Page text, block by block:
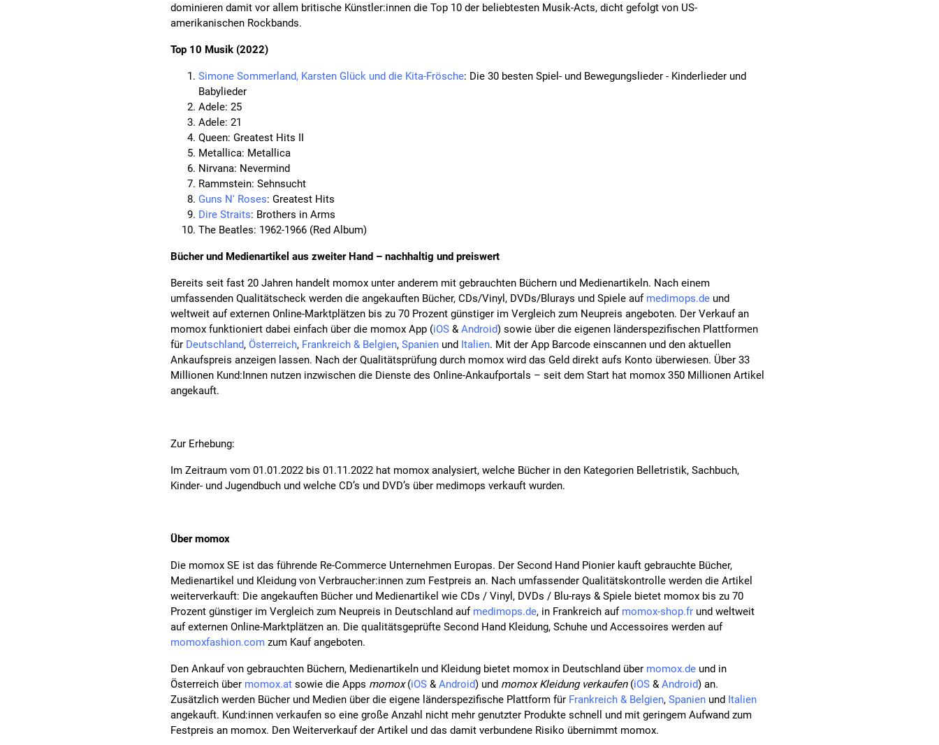
dominieren damit vor allem britische Künstler:innen die Top 10 der beliebtesten Musik-Acts, dicht gefolgt von US-
amerikanischen Rockbands.
Top 10 Musik (2022)
Simone Sommerland, Karsten Glück und die Kita-Frösche: Die 30 besten Spiel- und Bewegungslieder - Kinderlieder und
Babylieder
Adele: 25
Adele: 21
Queen: Greatest Hits II
Metallica: Metallica
Nirvana: Nevermind
Rammstein: Sehnsucht
Guns N' Roses: Greatest Hits
Dire Straits: Brothers in Arms
The Beatles: 1962-1966 (Red Album)
Bücher und Medienartikel aus zweiter Hand – nachhaltig und preiswert
Bereits seit fast 20 Jahren handelt momox unter anderem mit gebrauchten Büchern und Medienartikeln. Nach einem
umfassenden Qualitätscheck werden die angekauften Bücher, CDs/Vinyl, DVDs/Blurays und Spiele auf medimops.de und
weltweit auf externen Online-Marktplätzen bis zu 70 Prozent günstiger im Vergleich zum Neupreis angeboten. Der Verkauf an
momox funktioniert dabei einfach über die momox App (iOS & Android) sowie über die eigenen länderspezifischen Plattformen
für Deutschland, Österreich, Frankreich & Belgien, Spanien und Italien. Mit der App Barcode einscannen und den aktuellen
Ankaufspreis anzeigen lassen. Nach der Qualitätsprüfung durch momox wird das Geld direkt aufs Konto überwiesen. Über 33
Millionen Kund:Innen nutzen inzwischen die Dienste des Online-Ankaufportals – seit dem Start hat momox 350 Millionen Artikel
angekauft.
Zur Erhebung:
Im Zeitraum vom 01.01.2022 bis 01.11.2022 hat momox analysiert, welche Bücher in den Kategorien Belletristik, Sachbuch,
Kinder- und Jugendbuch und welche CD’s und DVD’s über medimops verkauft wurden.
Über momox
Die momox SE ist das führende Re-Commerce Unternehmen Europas. Der Second Hand Pionier kauft gebrauchte Bücher,
Medienartikel und Kleidung von Verbraucher:innen zum Festpreis an. Nach umfassender Qualitätskontrolle werden die Artikel
weiterverkauft: Die angekauften Bücher und Medienartikel wie CDs / Vinyl, DVDs / Blu-rays & Spiele bietet momox bis zu 70
Prozent günstiger im Vergleich zum Neupreis in Deutschland auf medimops.de, in Frankreich auf momox-shop.fr und weltweit
auf externen Online-Marktplätzen an. Die qualitätsgeprüfte Second Hand Kleidung, Schuhe und Accessoires werden auf
momoxfashion.com zum Kauf angeboten.
Den Ankauf von gebrauchten Büchern, Medienartikeln und Kleidung bietet momox in Deutschland über momox.de und in
Österreich über momox.at sowie die Apps momox(iOS & Android) und momox Kleidung verkaufen(iOS & Android) an.
Zusätzlich werden Bücher und Medien über die eigene länderspezifische Plattform für Frankreich & Belgien, Spanien und Italien
angekauft. Kund:innen verkaufen so eine große Anzahl nicht mehr genutzter Produkte schnell und mit geringem Aufwand zum
Festpreis an momox. Den Weiterverkauf der Artikel und das damit verbundene Risiko übernimmt momox.